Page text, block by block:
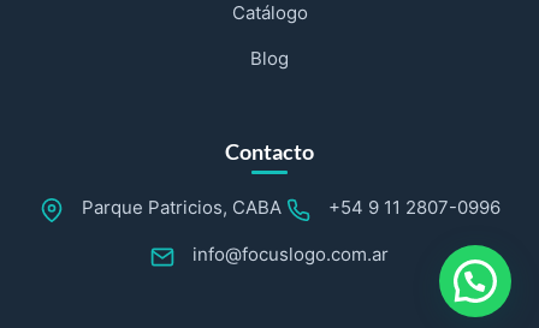
Catálogo
Blog
Contacto
Parque Patricios, CABA +54 9 11 2807-0996
info@focuslogo.com.ar